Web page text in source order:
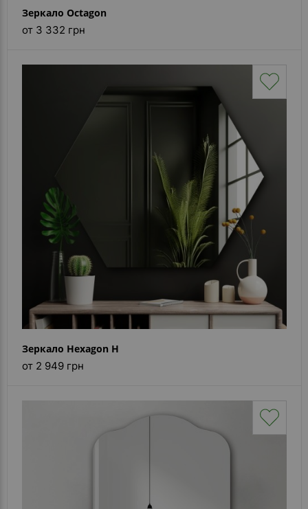
Зеркало Octagon
от 3 332 грн
Зеркало Hexagon H
от 2 949 грн